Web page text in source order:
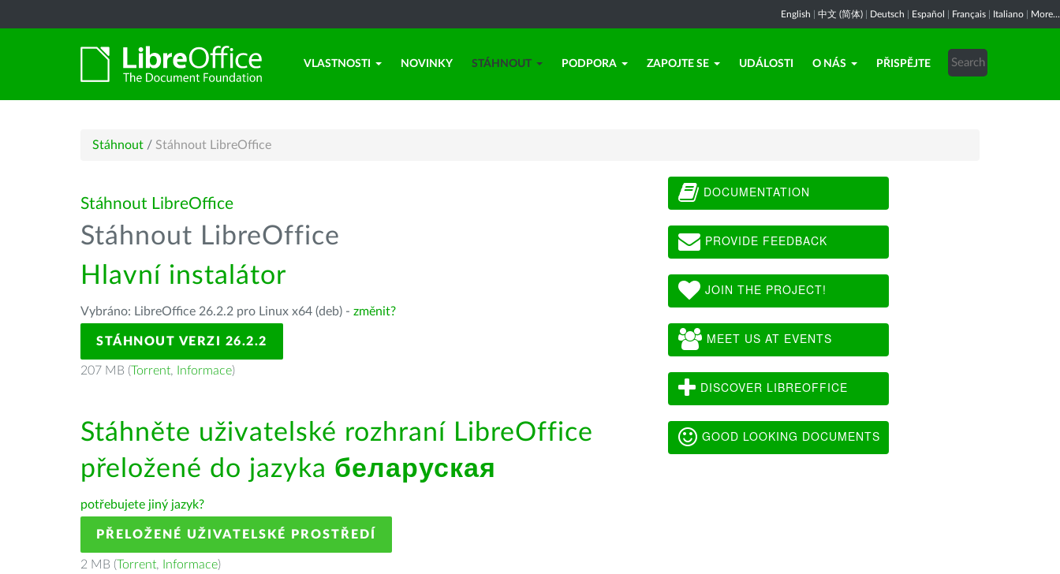
English 中文 (简体) Deutsch Español Français Italiano More...
VLASTNOSTI NOVINKY STÁHNOUT PODPORA ZAPOJTE SE UDÁLOSTI O NÁS PŘISPĚJTE
Stáhnout / Stáhnout LibreOffice
Stáhnout LibreOffice
Stáhnout LibreOffice
Hlavní instalátor
Vybráno: LibreOffice 26.2.2 pro Linux x64 (deb) - změnit?
STÁHNOUT VERZI 26.2.2
207 MB (Torrent, Informace)
Stáhněte uživatelské rozhraní LibreOffice
přeložené do jazyka беларуская
potřebujete jiný jazyk?
PŘELOŽENÉ UŽIVATELSKÉ PROSTŘEDÍ
2 MB (Torrent, Informace)
DOCUMENTATION
PROVIDE FEEDBACK
JOIN THE PROJECT!
MEET US AT EVENTS
DISCOVER LIBREOFFICE
GOOD LOOKING DOCUMENTS